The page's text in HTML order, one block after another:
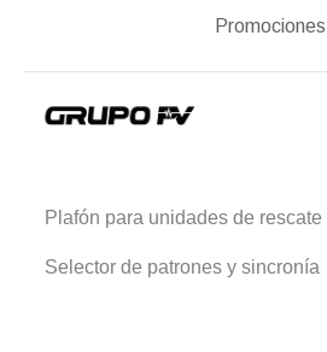
Promociones
Plafón para unidades de rescate
Selector de patrones y sincronía